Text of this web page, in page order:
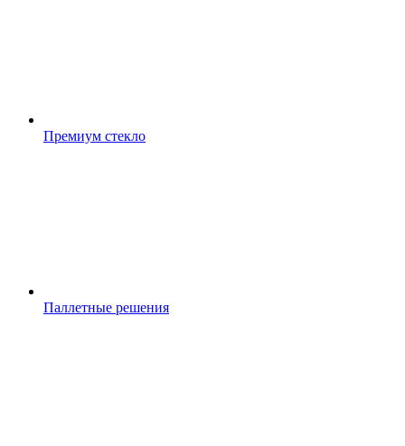
Премиум стекло
Паллетные решения